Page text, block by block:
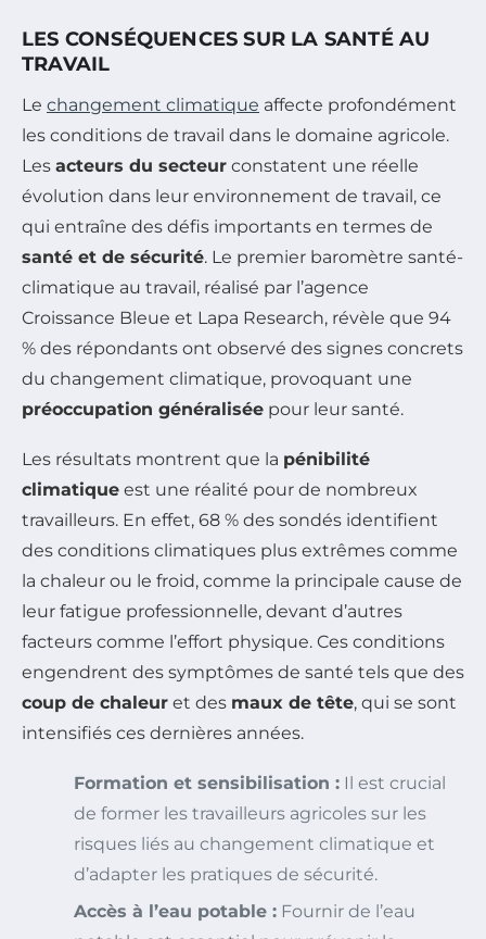
LES CONSÉQUENCES SUR LA SANTÉ AU
TRAVAIL
Le changement climatique affecte profondément
les conditions de travail dans le domaine agricole.
Les acteurs du secteur constatent une réelle
évolution dans leur environnement de travail, ce
qui entraîne des défis importants en termes de
santé et de sécurité. Le premier baromètre santé-
climatique au travail, réalisé par l’agence
Croissance Bleue et Lapa Research, révèle que 94
% des répondants ont observé des signes concrets
du changement climatique, provoquant une
préoccupation généralisée pour leur santé.
Les résultats montrent que la pénibilité
climatique est une réalité pour de nombreux
travailleurs. En effet, 68 % des sondés identifient
des conditions climatiques plus extrêmes comme
la chaleur ou le froid, comme la principale cause de
leur fatigue professionnelle, devant d’autres
facteurs comme l’effort physique. Ces conditions
engendrent des symptômes de santé tels que des
coup de chaleur et des maux de tête, qui se sont
intensifiés ces dernières années.
Formation et sensibilisation : Il est crucial
de former les travailleurs agricoles sur les
risques liés au changement climatique et
d’adapter les pratiques de sécurité.
Accès à l’eau potable : Fournir de l’eau